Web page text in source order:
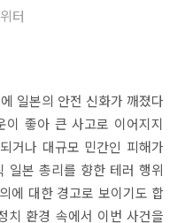
터
일본의 안전 신화가 깨졌다
이 좋아 큰 사고로 이어지지
거나 대규모 민간인 피해가
일본 총리를 향한 테러 행위
에 대한 경고로 보이기도 합
치 환경 속에서 이번 사건을